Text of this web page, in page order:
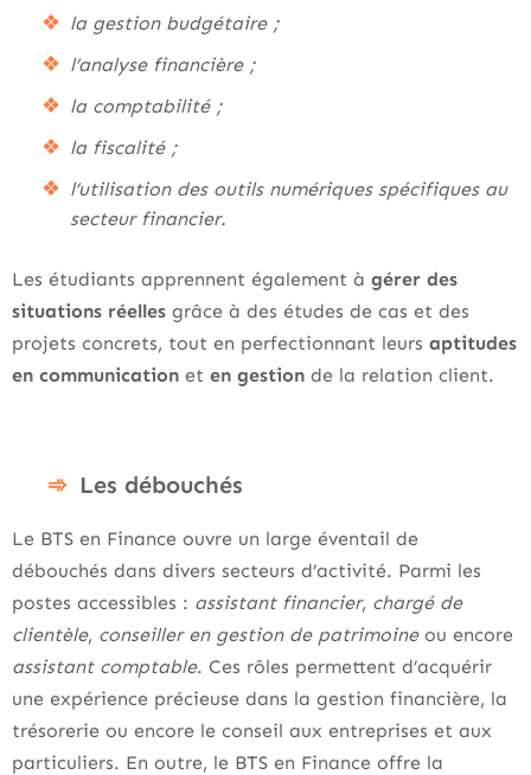
la gestion budgétaire ;
l’analyse financière ;
la comptabilité ;
la fiscalité ;
l’utilisation des outils numériques spécifiques au
secteur financier.
Les étudiants apprennent également à gérer des
situations réelles grâce à des études de cas et des
projets concrets, tout en perfectionnant leurs aptitudes
en communication et en gestion de la relation client.
Les débouchés
Le BTS en Finance ouvre un large éventail de
débouchés dans divers secteurs d’activité. Parmi les
postes accessibles : assistant financier, chargé de
clientèle, conseiller en gestion de patrimoineou encore
assistant comptable. Ces rôles permettent d’acquérir
une expérience précieuse dans la gestion financière, la
trésorerie ou encore le conseil aux entreprises et aux
particuliers. En outre, le BTS en Finance offre la